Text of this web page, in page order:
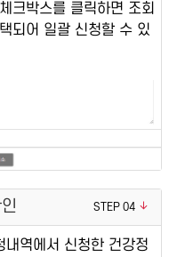
크박스를 클릭하면 조회
되어 일괄 신청할 수 있
STEP 04
역에서 신청한 건강정